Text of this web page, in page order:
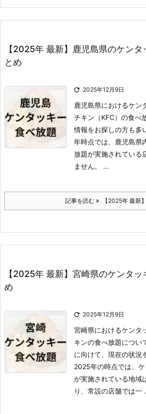
【2025年 最新】鹿児島県のケンタ
とめ
 2025年12月9日
鹿児島県におけるケン
チキン（KFC）の食べ
情報をお探しの方も多
年時点では、鹿児島県
放題が実施されている
ません。 ...
記事を読む 【2025年 最新
【2025年 最新】宮崎県のケンタッ
め
 2025年12月9日
宮崎県におけるケンタ
キンの食べ放題につい
に向けて、現在の状況
2025年の時点では、
が実施されている地域
り、常設の店舗では一